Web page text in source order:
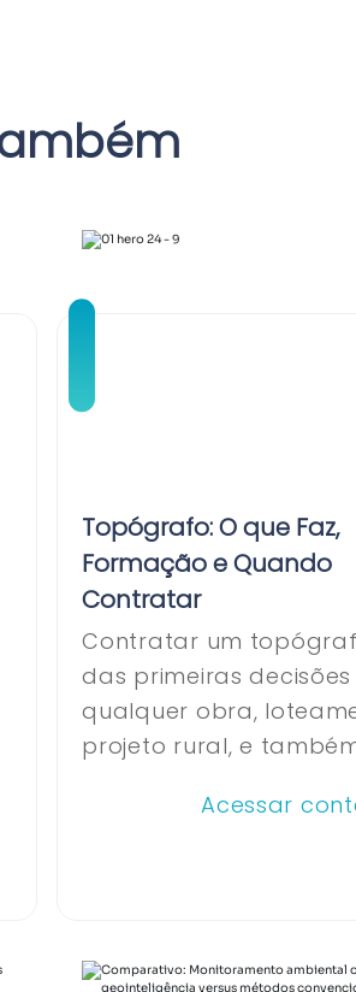
Topógrafo: O que Faz,
Formação e Quando
Contratar
Contratar um
das primeiras
qualquer obra,
projeto rural, e
Acessar